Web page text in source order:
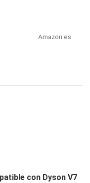
Amazon.es
con Dyson V7